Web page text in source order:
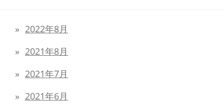
2022年8月
2021年8月
2021年7月
2021年6月